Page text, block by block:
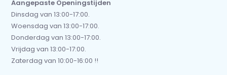
Aangepaste Openingstijden
Dinsdag van 13:00-17:00.
Woensdag van 13:00-17:00.
Donderdag van 13:00-17:00.
Vrijdag van 13:00-17:00.
Zaterdag van 10:00-16:00 !!